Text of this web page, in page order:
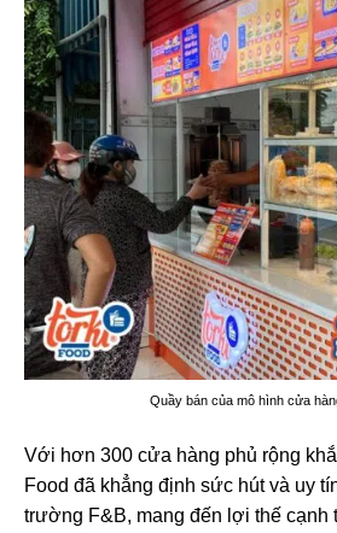
Quầy bán của mô hình cửa
Với hơn 300 cửa hàng phủ rộng
Food đã khẳng định sức hút và uy
trường F&B, mang đến lợi thế cạnh